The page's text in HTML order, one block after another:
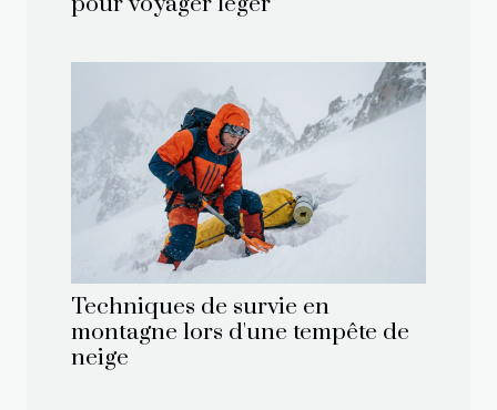
Techniques de survie en
montagne lors d'une tempête de
neige